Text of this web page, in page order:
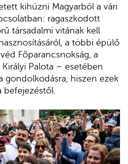
kihúzni Magyarból a vári
ragaszkodott
társadalmi vitának kell
a többi épülő
Főparancsnokság, a
Palota – esetében
gondolkodásra, hiszen ezek
befejezéstől.